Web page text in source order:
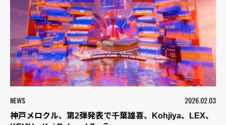
NEWS 2026.02.03
神戸メロクル、第2弾発表で千葉雄喜、Kohjiya、LEX、